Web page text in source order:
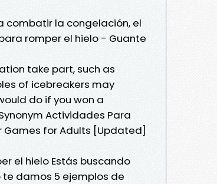
combatir la congelación, el
romper el hielo - Guante
take part, such as
of icebreakers may
do if you won a
Actividades Para
Games for Adults [Updated]
el hielo Estás buscando
damos 5 ejemplos de